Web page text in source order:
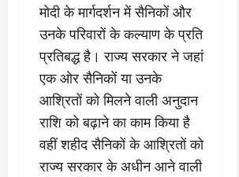
मोदी के मार्गदर्शन में सैनिकों और
उनके परिवारों के कल्याण के प्रति
प्रतिबद्ध है। राज्य सरकार ने जहां
एक ओर सैनिकों या उनके
आश्रितों को मिलने वाली अनुदान
राशि को बढ़ाने का काम किया है
वहीं शहीद सैनिकों के आश्रितों को
राज्य सरकार के अधीन आने वाली